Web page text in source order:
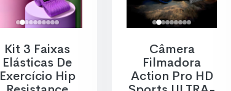
Kit 3 Faixas
Elásticas De
Exercício Hip
Câmera
Filmadora
Action Pro HD